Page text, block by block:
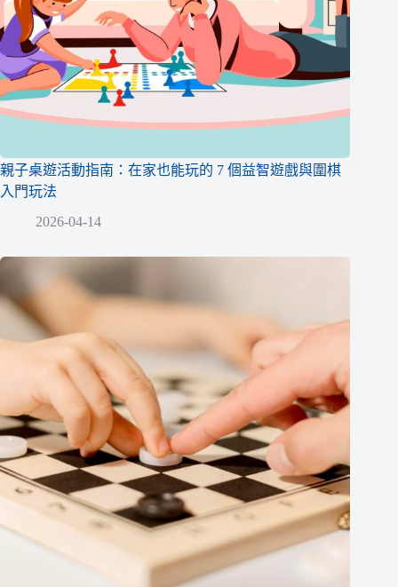
親子桌遊活動指南：在家也能玩的 7 個益智遊戲與圍棋
入門玩法
2026-04-14